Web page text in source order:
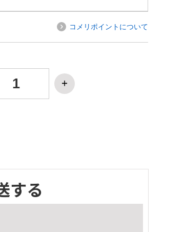
コメリポイントについて
する